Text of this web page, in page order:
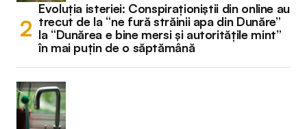
Evoluția isteriei: Conspiraționiștii din online au
trecut de la “ne fură străinii apa din Dunăre”
la “Dunărea e bine mersi și autoritățile mint”
în mai puțin de o săptămână